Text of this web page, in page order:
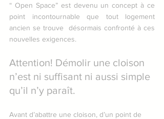
“ Open Space” est devenu un concept à ce
point incontournable que tout logement
ancien se trouve  désormais confronté à ces
nouvelles exigences.
Attention! Démolir une cloison
n’est ni suffisant ni aussi simple
qu’il n’y paraît.
Avant d’abattre une cloison, d’un point de